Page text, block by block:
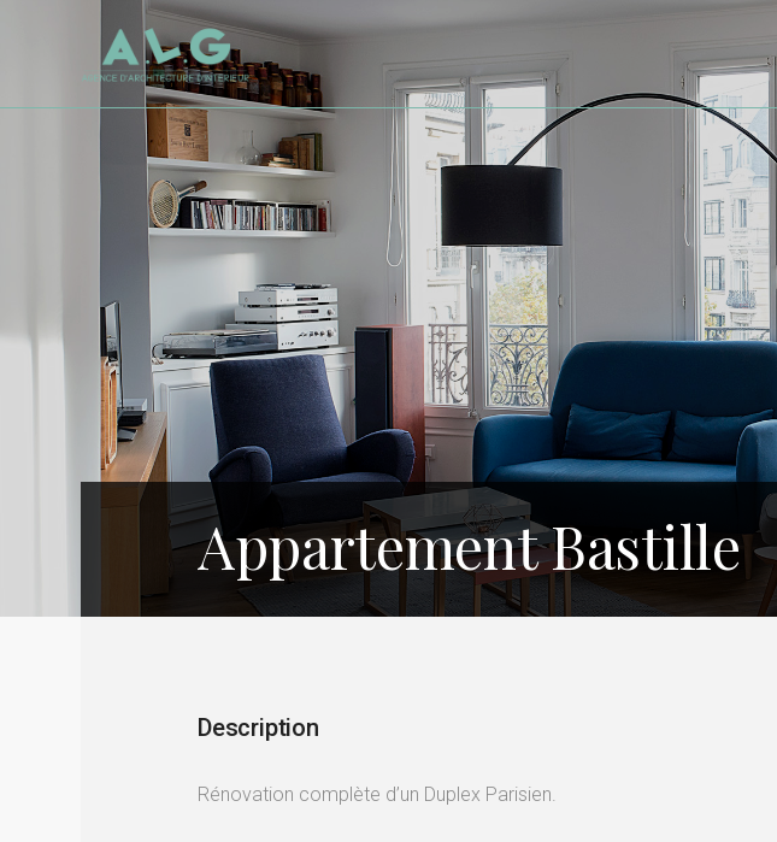
Appartement Bastille
Description
Rénovation complète d’un Duplex Parisien.